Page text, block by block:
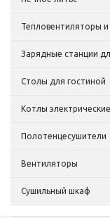
Тепловентиляторы
Зарядные станции
Столы для гостиной
Котлы электрические
Полотенцесушители
Вентиляторы
Сушильный шкаф